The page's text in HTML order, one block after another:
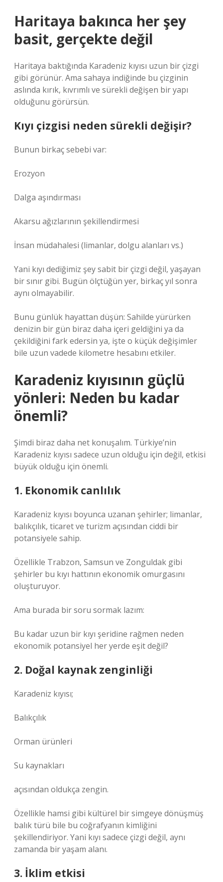
Haritaya bakınca her şey
basit, gerçekte değil
Haritaya baktığında Karadeniz kıyısı uzun bir çizgi
gibi görünür. Ama sahaya indiğinde bu çizginin
aslında kırık, kıvrımlı ve sürekli değişen bir yapı
olduğunu görürsün.
Kıyı çizgisi neden sürekli değişir?
Bunun birkaç sebebi var:
Erozyon
Dalga aşındırması
Akarsu ağızlarının şekillendirmesi
İnsan müdahalesi (limanlar, dolgu alanları vs.)
Yani kıyı dediğimiz şey sabit bir çizgi değil, yaşayan
bir sınır gibi. Bugün ölçtüğün yer, birkaç yıl sonra
aynı olmayabilir.
Bunu günlük hayattan düşün: Sahilde yürürken
denizin bir gün biraz daha içeri geldiğini ya da
çekildiğini fark edersin ya, işte o küçük değişimler
bile uzun vadede kilometre hesabını etkiler.
Karadeniz kıyısının güçlü
yönleri: Neden bu kadar
önemli?
Şimdi biraz daha net konuşalım. Türkiye’nin
Karadeniz kıyısı sadece uzun olduğu için değil, etkisi
büyük olduğu için önemli.
1. Ekonomik canlılık
Karadeniz kıyısı boyunca uzanan şehirler; limanlar,
balıkçılık, ticaret ve turizm açısından ciddi bir
potansiyele sahip.
Özellikle Trabzon, Samsun ve Zonguldak gibi
şehirler bu kıyı hattının ekonomik omurgasını
oluşturuyor.
Ama burada bir soru sormak lazım:
Bu kadar uzun bir kıyı şeridine rağmen neden
ekonomik potansiyel her yerde eşit değil?
2. Doğal kaynak zenginliği
Karadeniz kıyısı;
Balıkçılık
Orman ürünleri
Su kaynakları
açısından oldukça zengin.
Özellikle hamsi gibi kültürel bir simgeye dönüşmüş
balık türü bile bu coğrafyanın kimliğini
şekillendiriyor. Yani kıyı sadece çizgi değil, aynı
zamanda bir yaşam alanı.
3. İklim etkisi